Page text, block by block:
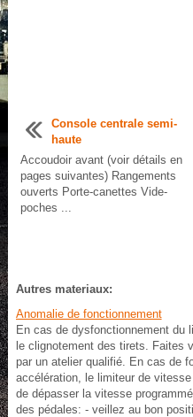
Console centrale semi-
haute
Accoudoir avant (voir détails en
pages suivantes) Rangements
ouverts Porte-canettes Vide-
poches ...
Autres materiaux:
Anomalie de fonctionnement
En cas de dysfonctionnement du
le clignotement des tirets. Faites
par un atelier qualifié. En cas de
accélération, le limiteur de
de dépasser la vitesse
des pédales: - veillez au bon